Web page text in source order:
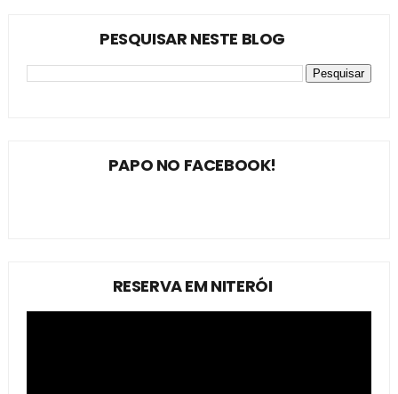
PESQUISAR NESTE BLOG
PAPO NO FACEBOOK!
RESERVA EM NITERÓI